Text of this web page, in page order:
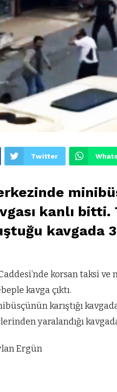
Twitter
kanlı bitti.
kavgada
korsan taksi
kavga çıktı.
karıştığı
yaralandığı
Ergün